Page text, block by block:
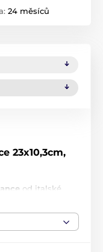
24 měsíců
23x10,3cm,
od italské
luxusu. Kvalitní
hvězdy,